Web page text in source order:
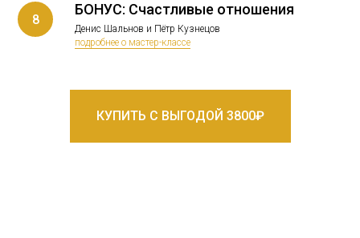
8
БОНУС: Счастливые отношения
Денис Шальнов и Пётр Кузнецов
подробнее о мастер-классе
КУПИТЬ С ВЫГОДОЙ 3800₽